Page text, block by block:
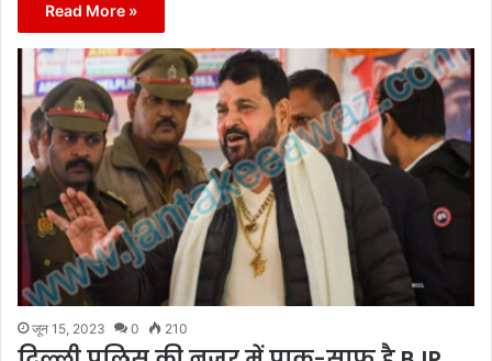
Read More »
जून 15, 2023 0 210